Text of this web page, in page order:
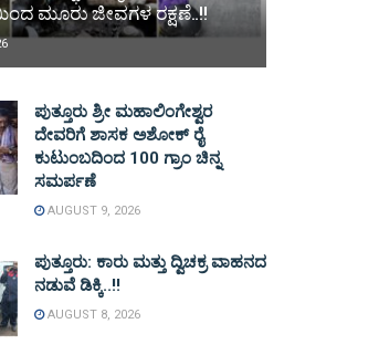
ಮೂರು ಜೀವಗಳ ರಕ್ಷಣೆ..!!
ಪುತ್ತೂರು ಶ್ರೀ ಮಹಾಲಿಂಗೇಶ್ವರ
ದೇವರಿಗೆ ಶಾಸಕ ಅಶೋಕ್ ರೈ
ಕುಟುಂಬದಿಂದ 100 ಗ್ರಾಂ ಚಿನ್ನ
ಸಮರ್ಪಣೆ
AUGUST 9, 2026
ಪುತ್ತೂರು: ಕಾರು ಮತ್ತು ದ್ವಿಚಕ್ರ ವಾಹನದ
ನಡುವೆ ಡಿಕ್ಕಿ..!!
AUGUST 8, 2026